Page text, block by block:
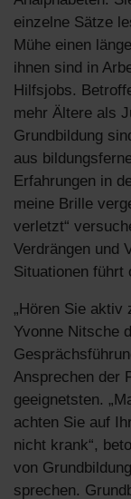
einzelne Sätze
Mühe einen
ihnen sind in
Hilfsjobs.
mehr Ältere als
Grundbildung
aus
Erfahrungen in
meine Brille
verletzt“
Verdrängen und
Situationen führt
„Hören Sie aktiv
Yvonne Nitsche
Ansprechen der
geeignetsten.
achten Sie auf
nicht krank“,
von
sprechen.